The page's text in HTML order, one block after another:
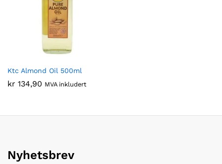
Ktc Almond Oil 500ml
kr 134,90 MVA inkludert
Nyhetsbrev